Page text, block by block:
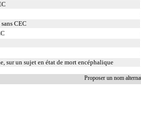
CEC
sur un sujet en état de mort encéphalique
Proposer un nom